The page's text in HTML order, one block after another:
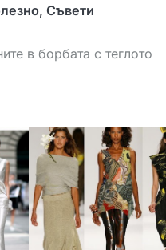
, Съвети
в борбата с теглото